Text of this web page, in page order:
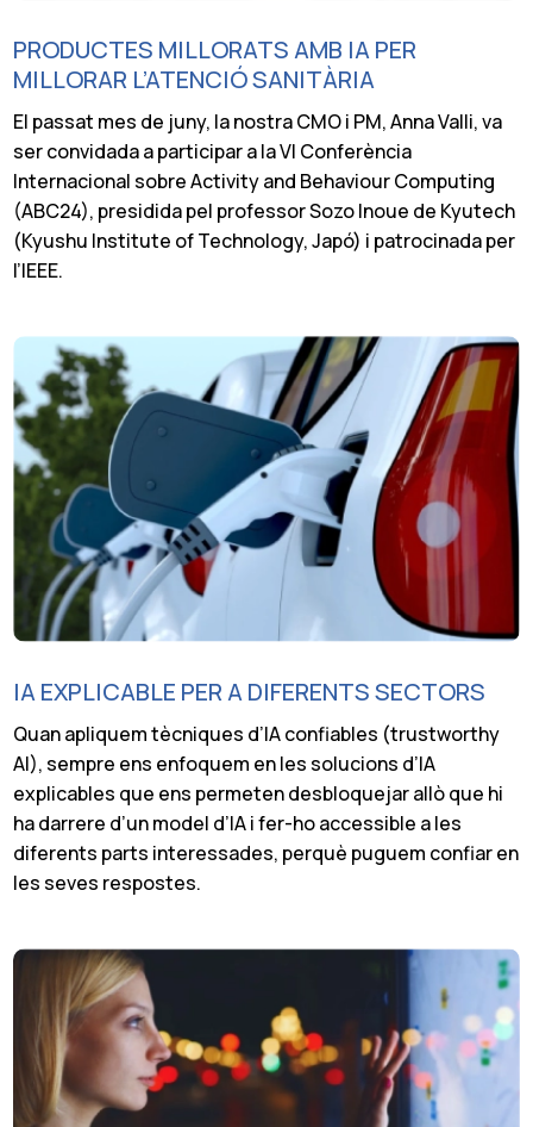
PRODUCTES MILLORATS AMB IA PER
MILLORAR L’ATENCIÓ SANITÀRIA
El passat mes de juny, la nostra CMO i PM, Anna Valli, va
ser convidada a participar a la VI Conferència
Internacional sobre Activity and Behaviour Computing
(ABC24), presidida pel professor Sozo Inoue de Kyutech
(Kyushu Institute of Technology, Japó) i patrocinada per
l’IEEE.
IA EXPLICABLE PER A DIFERENTS SECTORS
Quan apliquem tècniques d’IA confiables (trustworthy
AI), sempre ens enfoquem en les solucions d’IA
explicables que ens permeten desbloquejar allò que hi
ha darrere d’un model d’IA i fer-ho accessible a les
diferents parts interessades, perquè puguem confiar en
les seves respostes.